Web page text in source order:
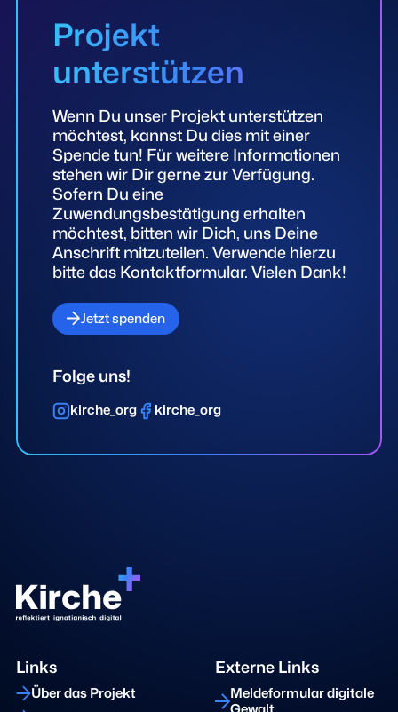
Projekt
unterstützen
Wenn Du unser Projekt unterstützen
möchtest, kannst Du dies mit einer
Spende tun! Für weitere Informationen
stehen wir Dir gerne zur Verfügung.
Sofern Du eine
Zuwendungsbestätigung erhalten
möchtest, bitten wir Dich, uns Deine
Anschrift mitzuteilen. Verwende hierzu
bitte das Kontaktformular. Vielen Dank!
Jetzt spenden
Folge uns!
kirche_org kirche_org
Links
Über das Projekt
Externe Links
Meldeformular digitale